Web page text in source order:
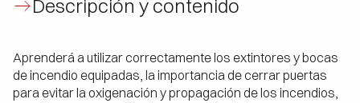
Descripción y contenido
Aprenderá a utilizar correctamente los extintores y bocas
de incendio equipadas, la importancia de cerrar puertas
para evitar la oxigenación y propagación de los incendios,